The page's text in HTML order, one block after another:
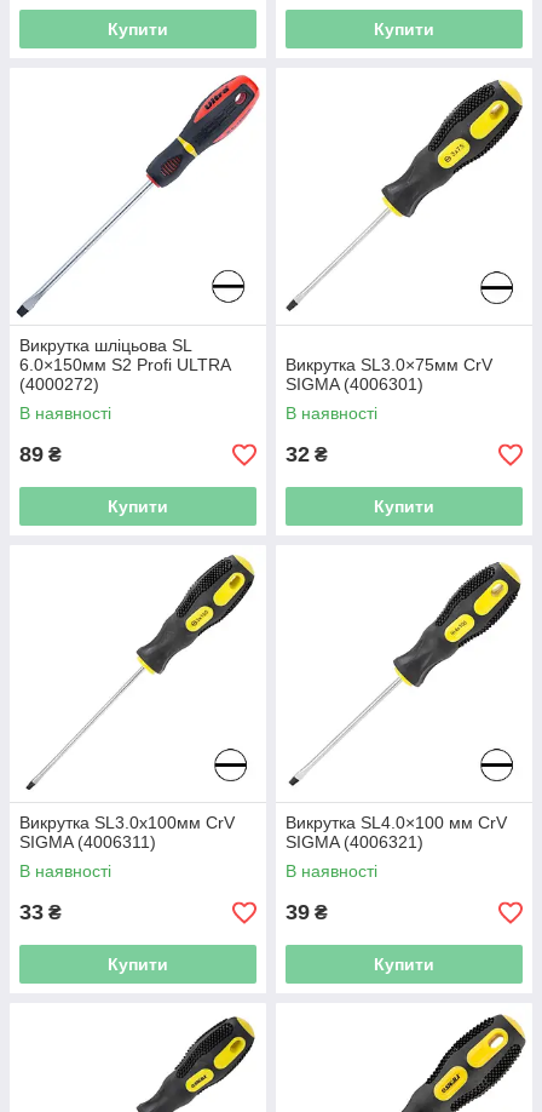
Купити Купити
Викрутка шліцьова SL
6.0×150мм S2 Profi ULTRA
(4000272)
В наявності
89 ₴
Купити
Викрутка SL3.0×75мм CrV
SIGMA (4006301)
В наявності
32 ₴
Купити
Викрутка SL3.0х100мм CrV
SIGMA (4006311)
В наявності
33 ₴
Купити
Викрутка SL4.0×100 мм CrV
SIGMA (4006321)
В наявності
39 ₴
Купити